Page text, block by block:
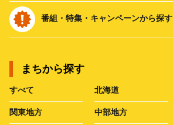
番組・特集・キャンペーンから探す
まちから探す
すべて 北海道
関東地方 中部地方